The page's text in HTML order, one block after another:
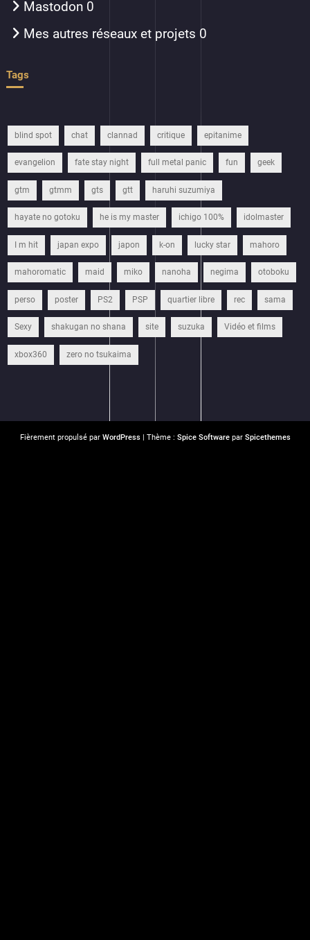
Mastodon 0
Mes autres réseaux et projets 0
Tags
blind spot chat clannad critique epitanime
evangelion fate stay night full metal panic fun geek
gtm gtmm gts gtt haruhi suzumiya
hayate no gotoku he is my master ichigo 100% idolmaster
I m hit japan expo japon k-on lucky star mahoro
mahoromatic maid miko nanoha negima otoboku
perso poster PS2 PSP quartier libre rec sama
Sexy shakugan no shana site suzuka Vidéo et films
xbox360 zero no tsukaima
Fièrement propulsé par WordPress| Thème : Spice Softwarepar Spicethemes